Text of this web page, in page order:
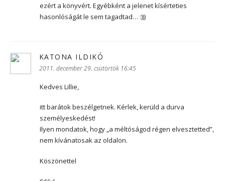
ezért a könyvért. Egyébként a jelenet kísérteties
hasonlóságát le sem tagadtad… :)))
KATONA ILDIKÓ
2011. december 29. csütörtök 16:45
Kedves Lillie,
itt barátok beszélgetnek. Kérlek, kerüld a durva
személyeskedést!
Ilyen mondatok, hogy „a méltóságod régen elvesztetted”,
nem kívánatosak az oldalon.
Köszönettel